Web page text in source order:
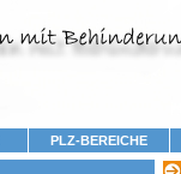
PLZ-BEREICHE